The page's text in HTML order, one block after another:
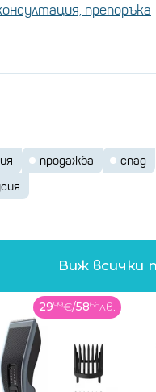
препоръка
продажба
спад
Виж всички
2999€/5866лв.